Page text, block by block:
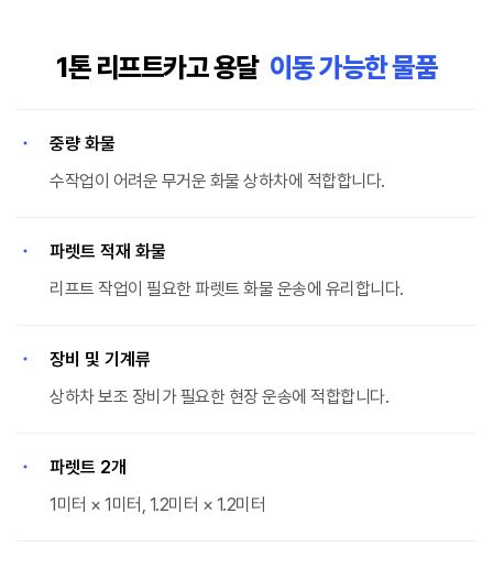
1톤 리프트카고 용달 이동 가능한 물품
중량 화물
수작업이 어려운 무거운 화물 상하차에 적합합니다.
파렛트 적재 화물
리프트 작업이 필요한 파렛트 화물 운송에 유리합니다.
장비 및 기계류
상하차 보조 장비가 필요한 현장 운송에 적합합니다.
파렛트 2개
1미터 × 1미터, 1.2미터 × 1.2미터